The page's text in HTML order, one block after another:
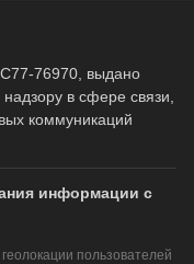
76970, выдано
в сфере связи,
коммуникаций
информации с
пользователей